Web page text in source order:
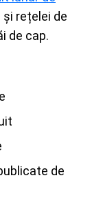
rețelei de
de cap.
de